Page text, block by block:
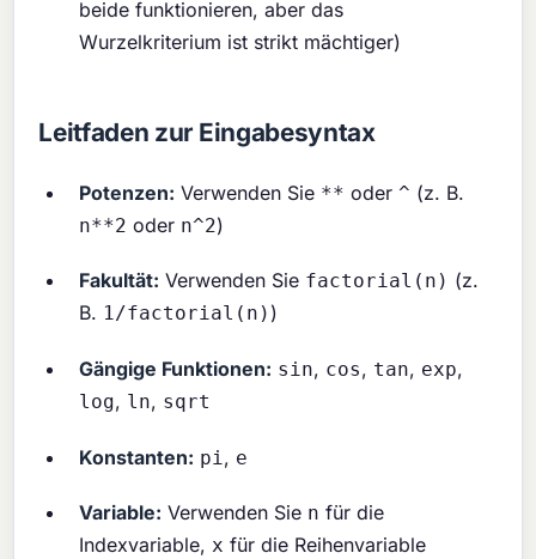
beide funktionieren, aber das
Wurzelkriterium ist strikt mächtiger)
Leitfaden zur Eingabesyntax
Potenzen: Verwenden Sie ** oder^ (z. B.
n**2 oder n^2)
Fakultät: Verwenden Sie factorial(n) (z.
B. 1/factorial(n) )
Gängige Funktionen: sin, cos, tan, exp,
log, ln, sqrt
Konstanten: pi , e
Variable: Verwenden Sie n für die
Indexvariable,x für die Reihenvariable